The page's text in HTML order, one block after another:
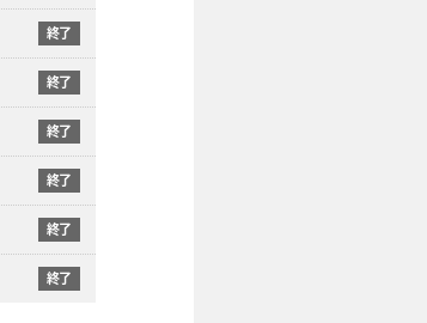
終了
終了
終了
終了
終了
終了